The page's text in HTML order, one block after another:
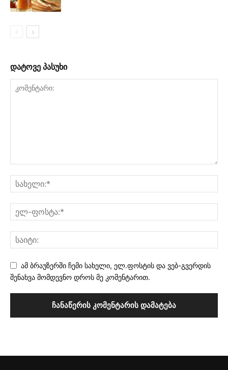
დატოვე პასუხი
ამ ბრაუზერში ჩემი სახელი, ელ.ფოსტის და ვებ-გვერდის
შენახვა მომდევნო დროს მე კომენტარით.